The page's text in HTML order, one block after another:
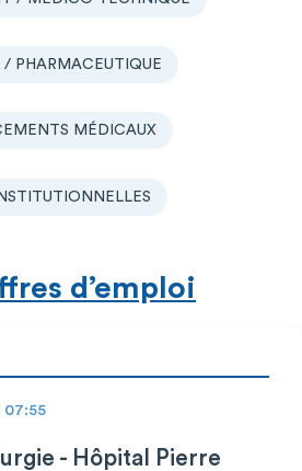
/ PHARMACEUTIQUE
MÉDICAUX
d’emploi
07:55
- Hôpital Pierre